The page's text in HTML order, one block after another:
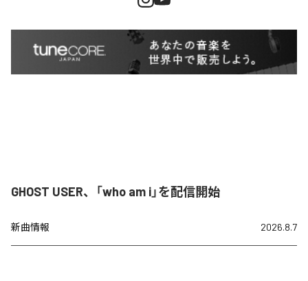
GHOST USER、「who am i」を配信開始
新曲情報 2026.8.7